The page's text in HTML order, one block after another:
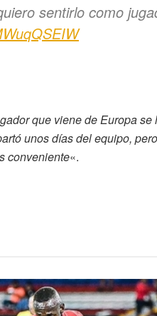
sentirlo como
que viene de Europa se
unos días del equipo, pero
conveniente«.